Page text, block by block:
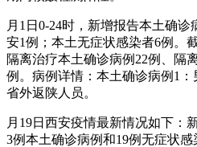
月1日0-24时，新增报告本土确
安1例；本土无症状感染者6例。
隔离治疗本土确诊病例22例、隔
例。病例详情：本土确诊病例1
省外返陕人员。
月19日西安疫情最新情况如下：
3例本土确诊病例和19例无症状